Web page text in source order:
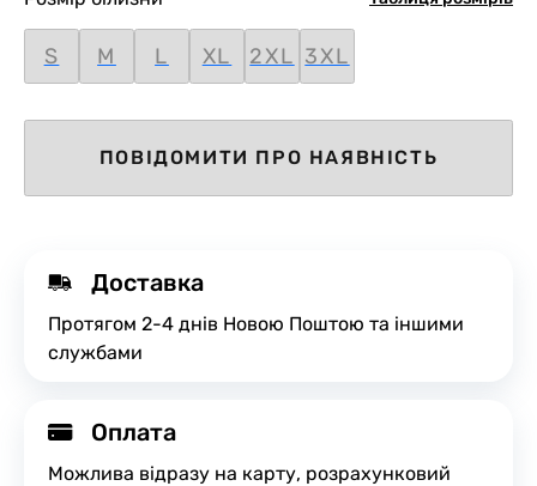
S M L XL 2XL 3XL
ПОВІДОМИТИ ПРО НАЯВНІСТЬ
Доставка
Протягом 2-4 днів Новою Поштою та іншими
службами
Оплата
Можлива відразу на карту, розрахунковий